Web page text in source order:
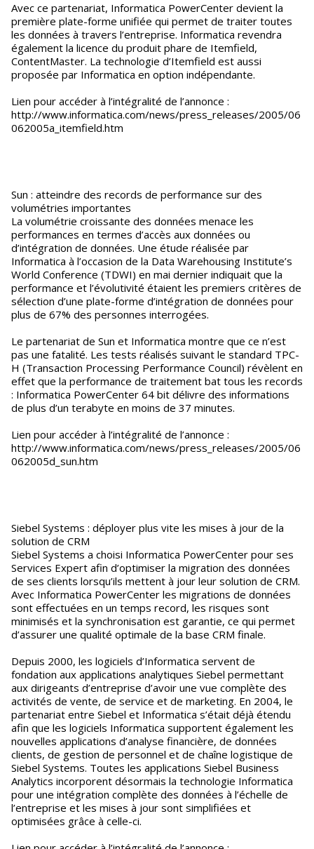
Avec ce partenariat, Informatica PowerCenter devient la
première plate-forme unifiée qui permet de traiter toutes
les données à travers l’entreprise. Informatica revendra
également la licence du produit phare de Itemfield,
ContentMaster. La technologie d’Itemfield est aussi
proposée par Informatica en option indépendante.
Lien pour accéder à l’intégralité de l’annonce :
http://www.informatica.com/news/press_releases/2005/06
062005a_itemfield.htm
Sun : atteindre des records de performance sur des
volumétries importantes
La volumétrie croissante des données menace les
performances en termes d’accès aux données ou
d’intégration de données. Une étude réalisée par
Informatica à l’occasion de la Data Warehousing Institute’s
World Conference (TDWI) en mai dernier indiquait que la
performance et l’évolutivité étaient les premiers critères de
sélection d’une plate-forme d’intégration de données pour
plus de 67% des personnes interrogées.
Le partenariat de Sun et Informatica montre que ce n’est
pas une fatalité. Les tests réalisés suivant le standard TPC-
H (Transaction Processing Performance Council) révèlent en
effet que la performance de traitement bat tous les records
: Informatica PowerCenter 64 bit délivre des informations
de plus d’un terabyte en moins de 37 minutes.
Lien pour accéder à l’intégralité de l’annonce :
http://www.informatica.com/news/press_releases/2005/06
062005d_sun.htm
Siebel Systems : déployer plus vite les mises à jour de la
solution de CRM
Siebel Systems a choisi Informatica PowerCenter pour ses
Services Expert afin d’optimiser la migration des données
de ses clients lorsqu’ils mettent à jour leur solution de CRM.
Avec Informatica PowerCenter les migrations de données
sont effectuées en un temps record, les risques sont
minimisés et la synchronisation est garantie, ce qui permet
d’assurer une qualité optimale de la base CRM finale.
Depuis 2000, les logiciels d’Informatica servent de
fondation aux applications analytiques Siebel permettant
aux dirigeants d’entreprise d’avoir une vue complète des
activités de vente, de service et de marketing. En 2004, le
partenariat entre Siebel et Informatica s’était déjà étendu
afin que les logiciels Informatica supportent également les
nouvelles applications d’analyse financière, de données
clients, de gestion de personnel et de chaîne logistique de
Siebel Systems. Toutes les applications Siebel Business
Analytics incorporent désormais la technologie Informatica
pour une intégration complète des données à l’échelle de
l’entreprise et les mises à jour sont simplifiées et
optimisées grâce à celle-ci.